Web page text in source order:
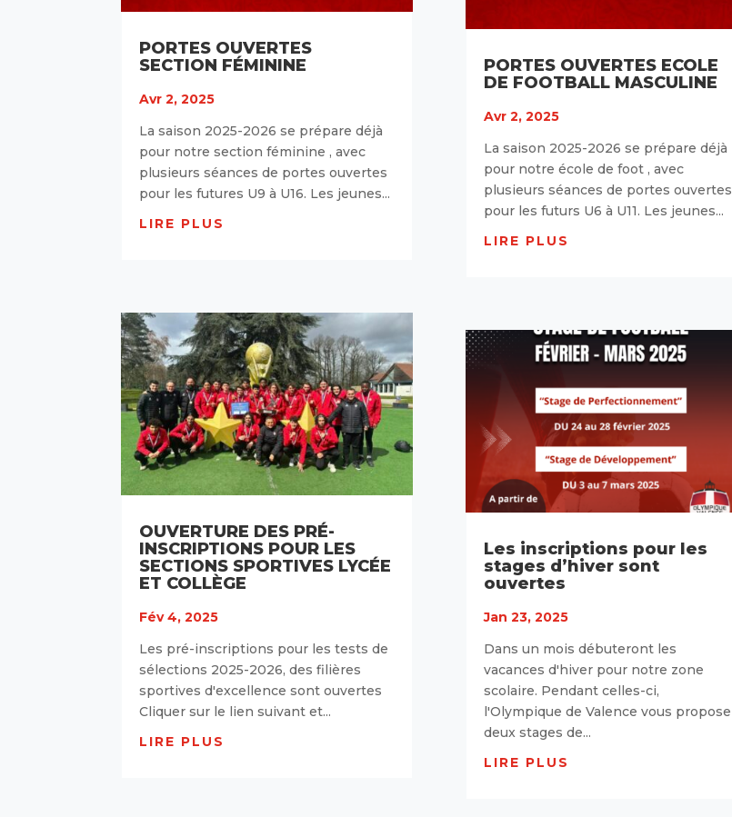
PORTES OUVERTES
SECTION FÉMININE
Avr 2, 2025
La saison 2025-2026 se prépare déjà
pour notre section féminine , avec
plusieurs séances de portes ouvertes
pour les futures U9 à U16. Les jeunes...
LIRE PLUS
OUVERTURE DES PRÉ-
INSCRIPTIONS POUR LES
SECTIONS SPORTIVES LYCÉE
ET COLLÈGE
Fév 4, 2025
Les pré-inscriptions pour les tests de
sélections 2025-2026, des filières
sportives d'excellence sont ouvertes
Cliquer sur le lien suivant et...
LIRE PLUS
PORTES OUVERTES ECOLE
DE FOOTBALL MASCULINE
Avr 2, 2025
La saison 2025-2026 se prépare déjà
pour notre école de foot , avec
plusieurs séances de portes ouvertes
pour les futurs U6 à U11. Les jeunes...
LIRE PLUS
Les inscriptions pour les
stages d’hiver sont
ouvertes
Jan 23, 2025
Dans un mois débuteront les
vacances d'hiver pour notre zone
scolaire. Pendant celles-ci,
l'Olympique de Valence vous propose
deux stages de...
LIRE PLUS